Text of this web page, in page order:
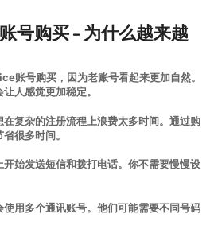
号购买 – 为什么越来越
账号购买，因为老账号看起来更加自然。
人感觉更加稳定。
复杂的注册流程上浪费太多时间。通过购
很多时间。
始发送短信和拨打电话。你不需要慢慢设
用多个通讯账号。他们可能需要不同号码